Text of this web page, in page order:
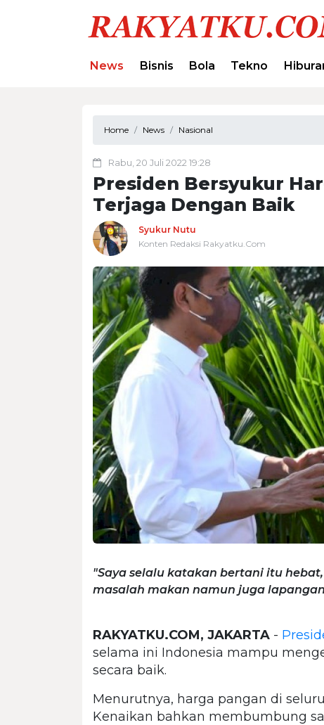
News Bisnis Bola Tekno
Home News Nasional
Rabu, 20 Juli 2022 19:28
Presiden Bersyukur
Terjaga Dengan Baik
Syukur Nutu
Konten Redaksi Rakyatku.Com
"Saya selalu katakan bertani itu
masalah makan namun juga
RAKYATKU.COM, JAKARTA -
selama ini Indonesia mampu
secara baik.
Menurutnya, harga pangan di
Kenaikan bahkan membumbung